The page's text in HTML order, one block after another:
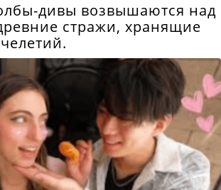
дивы возвышаются над
стражи, хранящие